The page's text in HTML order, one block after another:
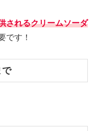
されるクリームソーダ
です！
で